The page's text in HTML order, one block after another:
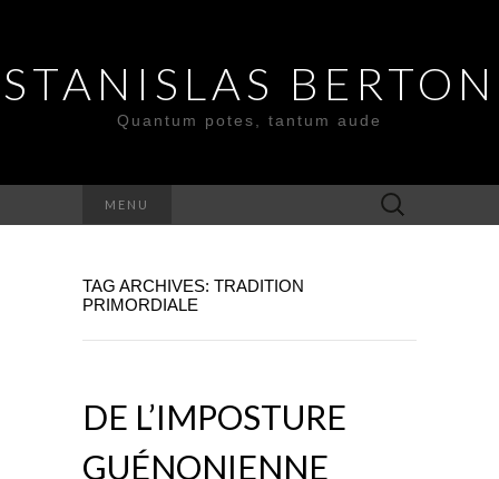
STANISLAS BERTON
Quantum potes, tantum aude
MENU
Search
for:
TAG ARCHIVES: TRADITION
PRIMORDIALE
DE L’IMPOSTURE
GUÉNONIENNE